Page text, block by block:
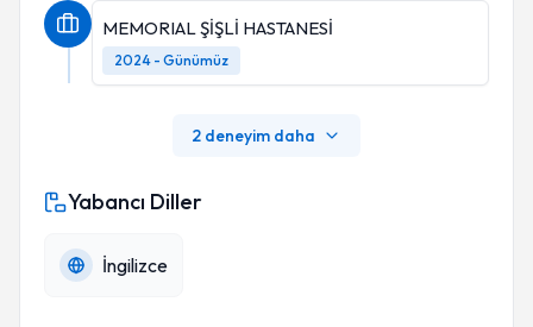
MEMORIAL ŞİŞLİ HASTANESİ
2024 - Günümüz
2 deneyim daha
Yabancı Diller
İngilizce